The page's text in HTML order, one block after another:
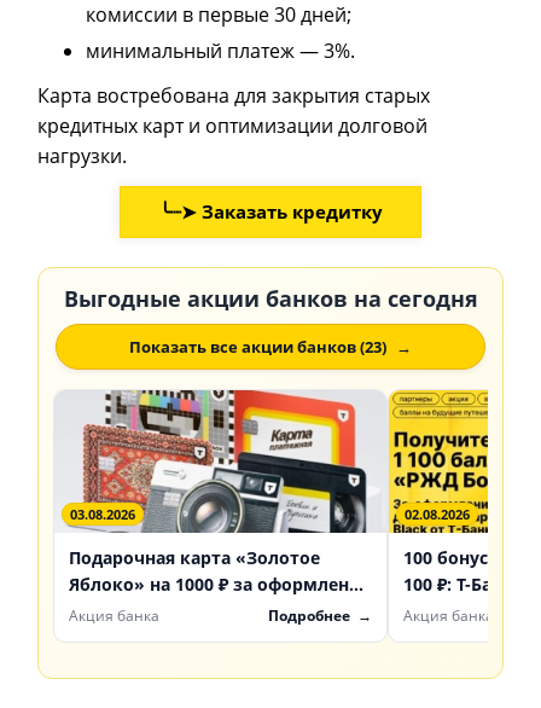
комиссии в первые 30 дней;
минимальный платеж — 3%.
Карта востребована для закрытия старых
кредитных карт и оптимизации долговой
нагрузки.
╰┈➤ Заказать кредитку
Выгодные акции банков на сегодня
Показать все акции банков (23)
03.08.2026
Подарочная карта «Золотое
Яблоко» на 1000 ₽ за оформление
Black Т-Банка
Акция банка Подробнее
02.08.2026
100 бонусов
100 ₽: Т-Банк
акцию с
Акция банка